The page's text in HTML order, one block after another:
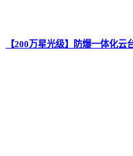
【200万星光级】防爆一体化云